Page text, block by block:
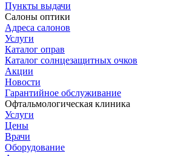
Пункты выдачи
Салоны оптики
Адреса салонов
Услуги
Каталог оправ
Каталог солнцезащитных очков
Акции
Новости
Гарантийное обслуживание
Офтальмологическая клиника
Услуги
Цены
Врачи
Оборудование